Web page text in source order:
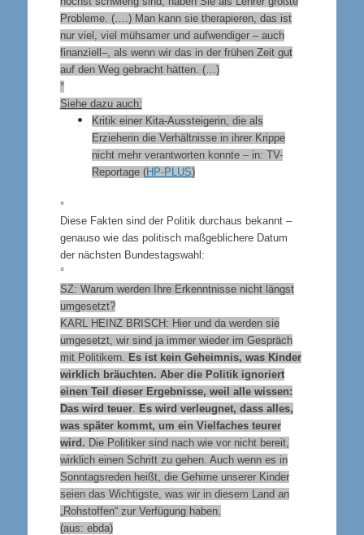
Probleme. (….) Man kann sie therapieren, das ist
nur viel, viel mühsamer und aufwendiger – auch
finanziell–, als wenn wir das in der frühen Zeit gut
auf den Weg gebracht hätten. (…)
°
Siehe dazu auch:
Kritik einer Kita-Aussteigerin, die als
Erzieherin die Verhältnisse in ihrer Krippe
nicht mehr verantworten konnte – in: TV-
Reportage (HP-PLUS)
°
Diese Fakten sind der Politik durchaus bekannt –
genauso wie das politisch maßgeblichere Datum
der nächsten Bundestagswahl:
°
SZ: Warum werden Ihre Erkenntnisse nicht längst
umgesetzt?
KARL HEINZ BRISCH: Hier und da werden sie
umgesetzt, wir sind ja immer wieder im Gespräch
mit Politikern. Es ist kein Geheimnis, was Kinder
wirklich bräuchten. Aber die Politik ignoriert
einen Teil dieser Ergebnisse, weil alle wissen:
Das wird teuer. Es wird verleugnet, dass alles,
was später kommt, um ein Vielfaches teurer
wird. Die Politiker sind nach wie vor nicht bereit,
wirklich einen Schritt zu gehen. Auch wenn es in
Sonntagsreden heißt, die Gehirne unserer Kinder
seien das Wichtigste, was wir in diesem Land an
„Rohstoffen“ zur Verfügung haben.
(aus: ebda)